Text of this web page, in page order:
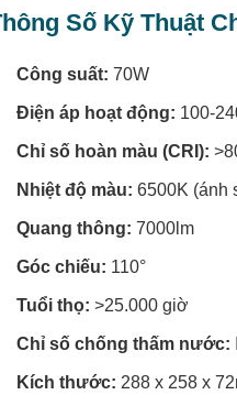
Số Kỹ Thuật
Công suất: 70W
Điện áp hoạt động: 100-
Chỉ số hoàn màu (CRI):
Nhiệt độ màu: 6500K (ánh
Quang thông: 7000lm
Góc chiếu: 110°
Tuổi thọ: >25.000 giờ
Chỉ số chống thấm nước:
Kích thước: 288 x 258 x